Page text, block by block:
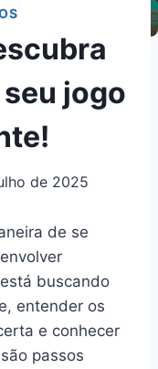
jogo
de 2025
de se
buscando
entender os
e conhecer
passos